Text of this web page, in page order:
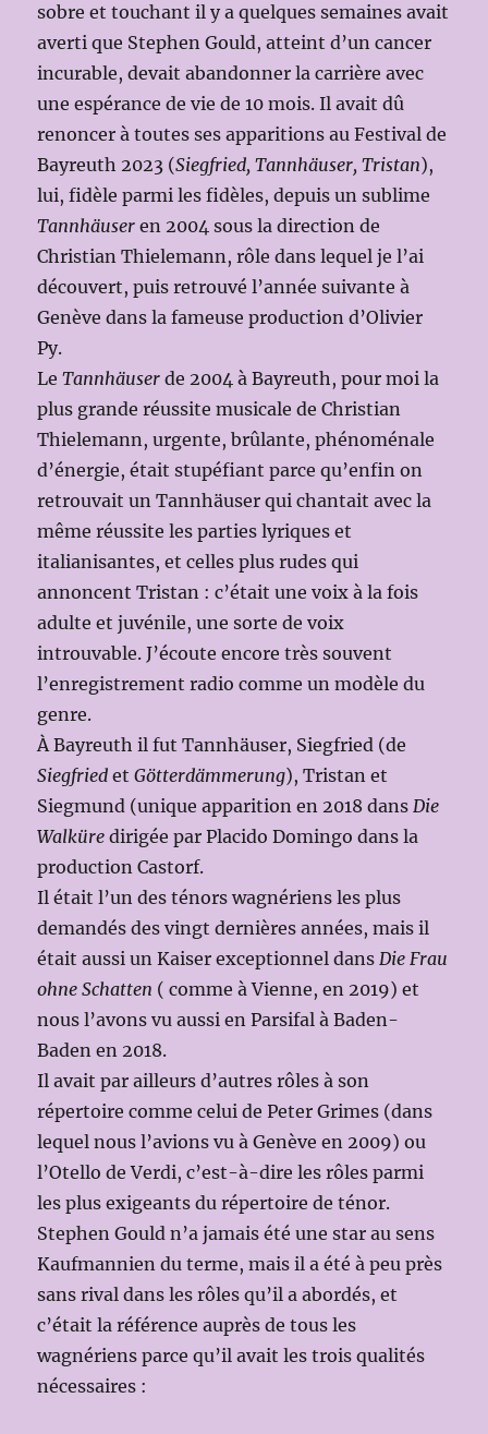
sobre et touchant il y a quelques semaines avait
averti que Stephen Gould, atteint d’un cancer
incurable, devait abandonner la carrière avec
une espérance de vie de 10 mois. Il avait dû
renoncer à toutes ses apparitions au Festival de
Bayreuth 2023 (Siegfried, Tannhäuser, Tristan),
lui, fidèle parmi les fidèles, depuis un sublime
Tannhäuser en 2004 sous la direction de
Christian Thielemann, rôle dans lequel je l’ai
découvert, puis retrouvé l’année suivante à
Genève dans la fameuse production d’Olivier
Py.
LeTannhäuser de 2004 à Bayreuth, pour moi la
plus grande réussite musicale de Christian
Thielemann, urgente, brûlante, phénoménale
d’énergie, était stupéfiant parce qu’enfin on
retrouvait un Tannhäuser qui chantait avec la
même réussite les parties lyriques et
italianisantes, et celles plus rudes qui
annoncent Tristan : c’était une voix à la fois
adulte et juvénile, une sorte de voix
introuvable. J’écoute encore très souvent
l’enregistrement radio comme un modèle du
genre.
À Bayreuth il fut Tannhäuser, Siegfried (de
SiegfriedetGötterdämmerung), Tristan et
Siegmund (unique apparition en 2018 dansDie
Walküre dirigée par Placido Domingo dans la
production Castorf.
Il était l’un des ténors wagnériens les plus
demandés des vingt dernières années, mais il
était aussi un Kaiser exceptionnel dansDie Frau
ohne Schatten ( comme à Vienne, en 2019) et
nous l’avons vu aussi en Parsifal à Baden-
Baden en 2018.
Il avait par ailleurs d’autres rôles à son
répertoire comme celui de Peter Grimes (dans
lequel nous l’avions vu à Genève en 2009) ou
l’Otello de Verdi, c’est-à-dire les rôles parmi
les plus exigeants du répertoire de ténor.
Stephen Gould n’a jamais été une star au sens
Kaufmannien du terme, mais il a été à peu près
sans rival dans les rôles qu’il a abordés, et
c’était la référence auprès de tous les
wagnériens parce qu’il avait les trois qualités
nécessaires :